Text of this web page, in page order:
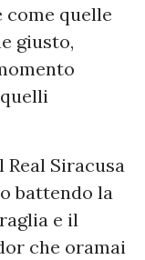
come quelle
giusto,
Real Siracusa
battendo la
e il
che oramai